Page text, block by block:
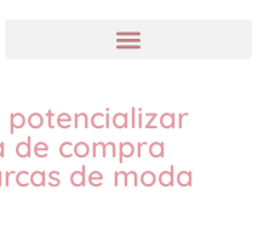
potencializar
de compra
de moda